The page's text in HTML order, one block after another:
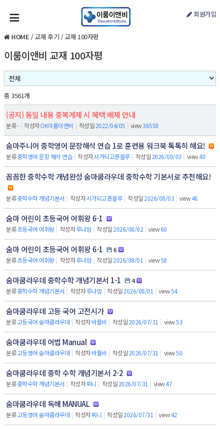
회원가입
HOME /교재 후기 /교재 100자평
이룸이앤비 교재 100자평
총 3561개
(공지) 동일 내용 중복게제 시 혜택 배제 안내
분류- | 작성자OK이룸이앤비 | 작성일2022/04/05 | view36558
숨마주니어 중학영어 문장해석 연습 1로 훈련용 워크북 톡톡히 해요!
분류중학영어 문장 해석 연습 | 작성자시가되고픈블루 | 작성일2026/08/03 | view40
꼼꼼한 중학수학 개념완성 숨마쿰라우데 중학수학 기본서로 추천해요!
분류중학수학 개념기본서 | 작성자시가되고픈블루 | 작성일2026/08/03 | view46
숨마 어린이 초등국어 어휘왕 6-1
분류초등국어 어휘왕 | 작성자루나맘 | 작성일2026/08/02 | view60
숨마 어린이 초등국어 어휘왕 6-1
6
분류초등국어 어휘왕 | 작성자루나맘 | 작성일2026/08/01 | view58
숨마쿰라우데 중학수학 개념기본서 1-1
4
분류중학수학 개념기본서 | 작성자루나맘 | 작성일2026/08/01 | view54
숨마쿰라우데 고등 국어 고전시가
분류고등국어 숨마쿰라우데 | 작성자바틀비 | 작성일2026/07/31 | view53
숨마쿰라우데 어법 Manual
분류고등영어 숨마쿰라우데 | 작성자바틀비 | 작성일2026/07/31 | view50
숨마쿰라우데 중학 수학 개념기본서 2-2
분류중학수학 개념기본서 | 작성자찌니 | 작성일2026/07/31 | view47
숨마쿰라우데 독해 MANUAL
분류고등영어 숨마쿰라우데 | 작성자찌니 | 작성일2026/07/31 | view42